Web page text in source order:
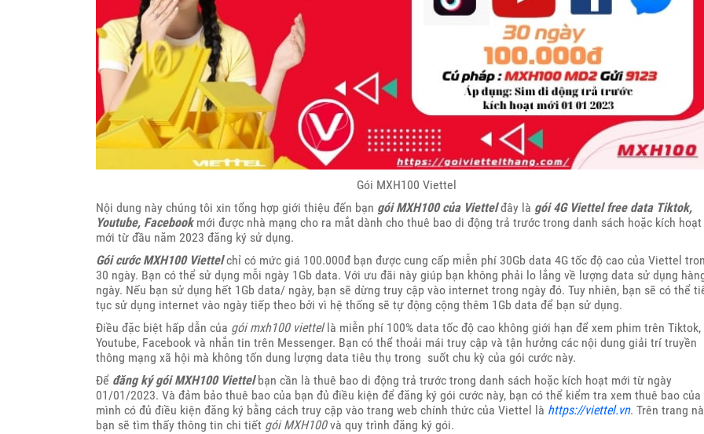
Gói MXH100 Viettel
Nội dung này chúng tôi xin tổng hợp giới thiệu đến bạn gói MXH100 của Viettelđây là gói 4G Viettel free data Tiktok,
Youtube, Facebookmới được nhà mạng cho ra mắt dành cho thuê bao di động trả trước trong danh sách hoặc kích hoạt
mới từ đầu năm 2023 đăng ký sử dụng.
Gói cước MXH100 Viettelchỉ có mức giá 100.000đ bạn được cung cấp miễn phí 30Gb data 4G tốc độ cao của Viettel
30 ngày. Bạn có thể sử dụng mỗi ngày 1Gb data. Với ưu đãi này giúp bạn không phải lo lắng về lượng data sử dụng
ngày. Nếu bạn sử dụng hết 1Gb data/ ngày, bạn sẽ dừng truy cập vào internet trong ngày đó. Tuy nhiên, bạn sẽ có thể
tục sử dụng internet vào ngày tiếp theo bởi vì hệ thống sẽ tự động cộng thêm 1Gb data để bạn sử dụng.
Điều đặc biệt hấp dẫn của gói mxh100 viettellà miễn phí 100% data tốc độ cao không giới hạn để xem phim trên Tiktok,
Youtube, Facebook và nhắn tin trên Messenger. Bạn có thể thoải mái truy cập và tận hưởng các nội dung giải trí truyền
thông mạng xã hội mà không tốn dung lượng data tiêu thụ trong suốt chu kỳ của gói cước này.
Để đăng ký gói MXH100 Viettelbạn cần là thuê bao di động trả trước trong danh sách hoặc kích hoạt mới từ ngày
01/01/2023. Và đảm bảo thuê bao của bạn đủ điều kiện để đăng ký gói cước này, bạn có thể kiểm tra xem thuê bao của
mình có đủ điều kiện đăng ký bằng cách truy cập vào trang web chính thức của Viettel là https://viettel.vn. Trên trang
bạn sẽ tìm thấy thông tin chi tiết gói MXH100và quy trình đăng ký gói.